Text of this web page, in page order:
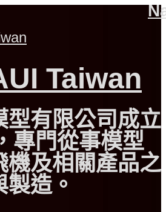
Taiwan
型有限公司成立
專門從事模型
機及相關產品之
造。